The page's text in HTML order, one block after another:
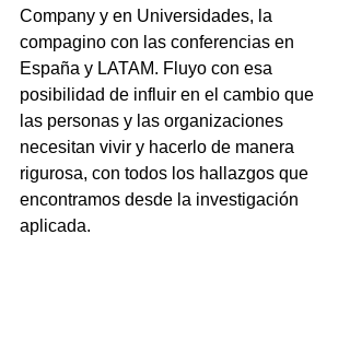
Company y en Universidades, la
compagino con las conferencias en
España y LATAM. Fluyo con esa
posibilidad de influir en el cambio que
las personas y las organizaciones
necesitan vivir y hacerlo de manera
rigurosa, con todos los hallazgos que
encontramos desde la investigación
aplicada.